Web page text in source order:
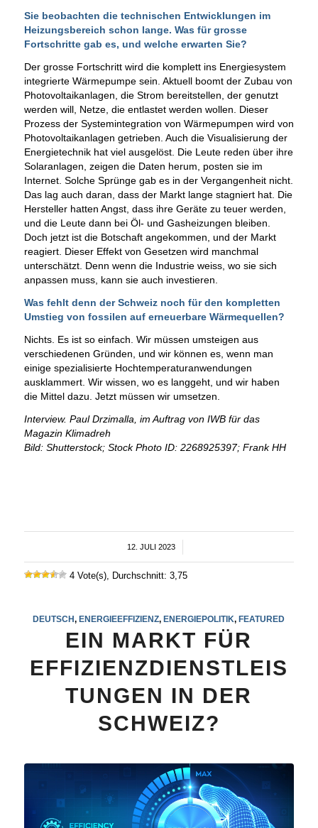
Sie beobachten die technischen Entwicklungen im
Heizungsbereich schon lange. Was für grosse
Fortschritte gab es, und welche erwarten Sie?
Der grosse Fortschritt wird die komplett ins Energiesystem
integrierte Wärmepumpe sein. Aktuell boomt der Zubau von
Photovoltaikanlagen, die Strom bereitstellen, der genutzt
werden will, Netze, die entlastet werden wollen. Dieser
Prozess der Systemintegration von Wärmepumpen wird von
Photovoltaikanlagen getrieben. Auch die Visualisierung der
Energietechnik hat viel ausgelöst. Die Leute reden über ihre
Solaranlagen, zeigen die Daten herum, posten sie im
Internet. Solche Sprünge gab es in der Vergangenheit nicht.
Das lag auch daran, dass der Markt lange stagniert hat. Die
Hersteller hatten Angst, dass ihre Geräte zu teuer werden,
und die Leute dann bei Öl- und Gasheizungen bleiben.
Doch jetzt ist die Botschaft angekommen, und der Markt
reagiert. Dieser Effekt von Gesetzen wird manchmal
unterschätzt. Denn wenn die Industrie weiss, wo sie sich
anpassen muss, kann sie auch investieren.
Was fehlt denn der Schweiz noch für den kompletten
Umstieg von fossilen auf erneuerbare Wärmequellen?
Nichts. Es ist so einfach. Wir müssen umsteigen aus
verschiedenen Gründen, und wir können es, wenn man
einige spezialisierte Hochtemperaturanwendungen
ausklammert. Wir wissen, wo es langgeht, und wir haben
die Mittel dazu. Jetzt müssen wir umsetzen.
Interview. Paul Drzimalla, im Auftrag von IWB für das
Magazin Klimadreh
Bild: Shutterstock; Stock Photo ID: 2268925397; Frank HH
12. JULI 2023
4 Vote(s), Durchschnitt: 3,75
DEUTSCH,ENERGIEEFFIZIENZ,ENERGIEPOLITIK,FEATURED
EIN MARKT FÜR
EFFIZIENZDIENSTLEIS
TUNGEN IN DER
SCHWEIZ?